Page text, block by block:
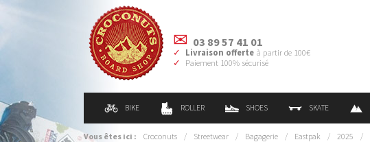
03 89 57 41 01
Livraison offerte à partir de 100€
Paiement 100% sécurisé
BIKE ROLLER SHOES SKATE
Vous êtes ici : Croconuts / Streetwear / Bagagerie / Eastpak / 2025 /